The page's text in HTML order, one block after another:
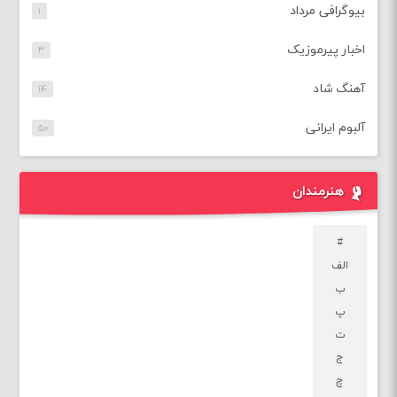
بیوگرافی مرداد ۱
اخبار پیرموزیک ۳
آهنگ شاد ۱۴
آلبوم ایرانی ۵۰
هنرمندان
#
الف
ب
پ
ت
ج
چ